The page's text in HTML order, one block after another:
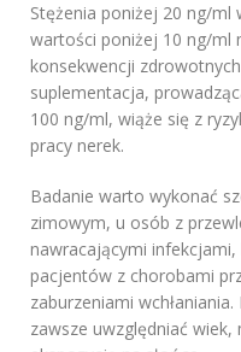
Stężenia poniżej 20 ng/
wartości poniżej 10 ng/ml
konsekwencji
suplementacja,
100 ng/ml, wiąże się z
pracy nerek.
Badanie warto wykonać
zimowym, u osób z
nawracającymi
pacjentów z chorobami
zaburzeniami
zawsze uwzględniać wiek,